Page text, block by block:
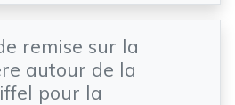
remise sur la
autour de la
pour la